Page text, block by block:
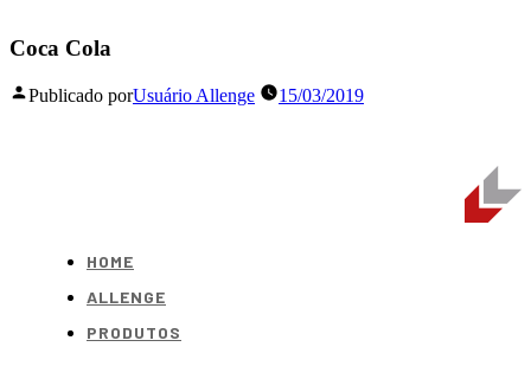
Coca Cola
Publicado porUsuário Allenge 15/03/2019
HOME
ALLENGE
PRODUTOS